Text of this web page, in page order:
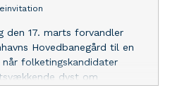
den 17. marts forvandler
Hovedbanegård til en
folketingskandidater
dyst om